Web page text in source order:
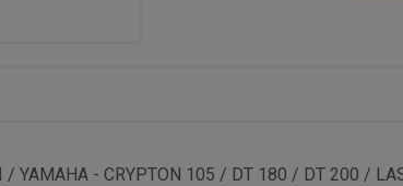
/ YAMAHA - CRYPTON 105 / DT 180 / DT 200 /